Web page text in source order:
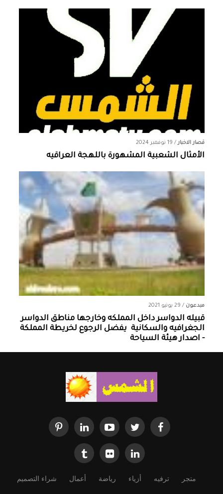
قصار الاخبار/ 19 نوفمبر 2024
الأمثال الشعبية المشهورة باللهجة العراقيه
مبدعون / 29 يونيو 2021
قبيله الدواسر داخل المملكه وخارجها ‏مناطق الدواسر
الجغرافيه والسكانية ‏ يفضل الرجوع لخريطة المملكة
- اصدار هيئة السياحة
متجر ترفيه أزياء رياضة أعمال شراء التصميم